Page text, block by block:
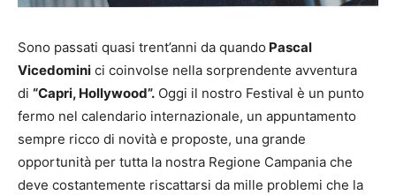
Sono passati quasi trent’anni da quando Pascal
Vicedomini ci coinvolse nella sorprendente avventura
di “Capri, Hollywood”. Oggi il nostro Festival è un punto
fermo nel calendario internazionale, un appuntamento
sempre ricco di novità e proposte, una grande
opportunità per tutta la nostra Regione Campania che
deve costantemente riscattarsi da mille problemi che la